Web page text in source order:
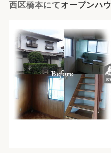
西区橋本にてオープンハ